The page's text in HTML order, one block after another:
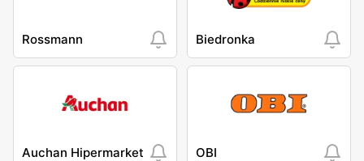
Rossmann Biedronka
Auchan Hipermarket OBI